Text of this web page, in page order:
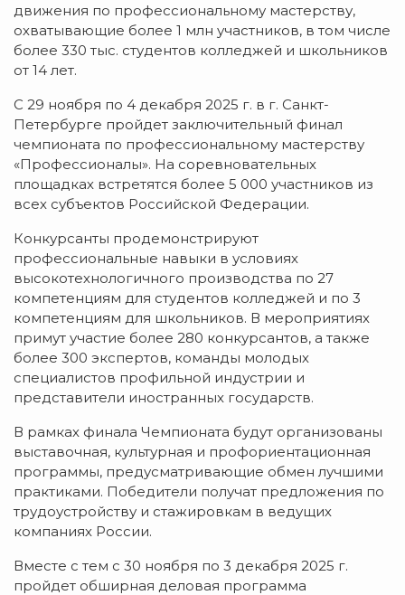
движения по профессиональному мастерству,
охватывающие более 1 млн участников, в том числе
более 330 тыс. студентов колледжей и школьников
от 14 лет.
С 29 ноября по 4 декабря 2025 г. в г. Санкт-
Петербурге пройдет заключительный финал
чемпионата по профессиональному мастерству
«Профессионалы». На соревновательных
площадках встретятся более 5 000 участников из
всех субъектов Российской Федерации.
Конкурсанты продемонстрируют
профессиональные навыки в условиях
высокотехнологичного производства по 27
компетенциям для студентов колледжей и по 3
компетенциям для школьников. В мероприятиях
примут участие более 280 конкурсантов, а также
более 300 экспертов, команды молодых
специалистов профильной индустрии и
представители иностранных государств.
В рамках финала Чемпионата будут организованы
выставочная, культурная и профориентационная
программы, предусматривающие обмен лучшими
практиками. Победители получат предложения по
трудоустройству и стажировкам в ведущих
компаниях России.
Вместе с тем с 30 ноября по 3 декабря 2025 г.
пройдет обширная деловая программа